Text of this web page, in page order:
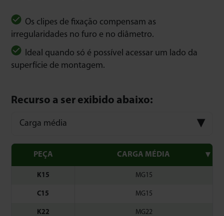
Os clipes de fixação compensam as
irregularidades no furo e no diâmetro.
Ideal quando só é possível acessar um lado da
superfície de montagem.
Recurso a ser exibido abaixo:
Carga média
PEÇA CARGA MÉDIA
K15 MG15
C15 MG15
K22 MG22